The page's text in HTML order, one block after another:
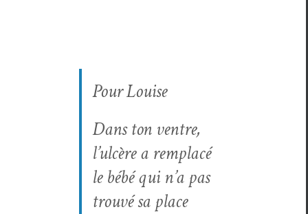
Pour Louise
Dans ton ven­tre,
l’ulcère a remplacé
le bébé qui n’a pas
trou­vé sa place